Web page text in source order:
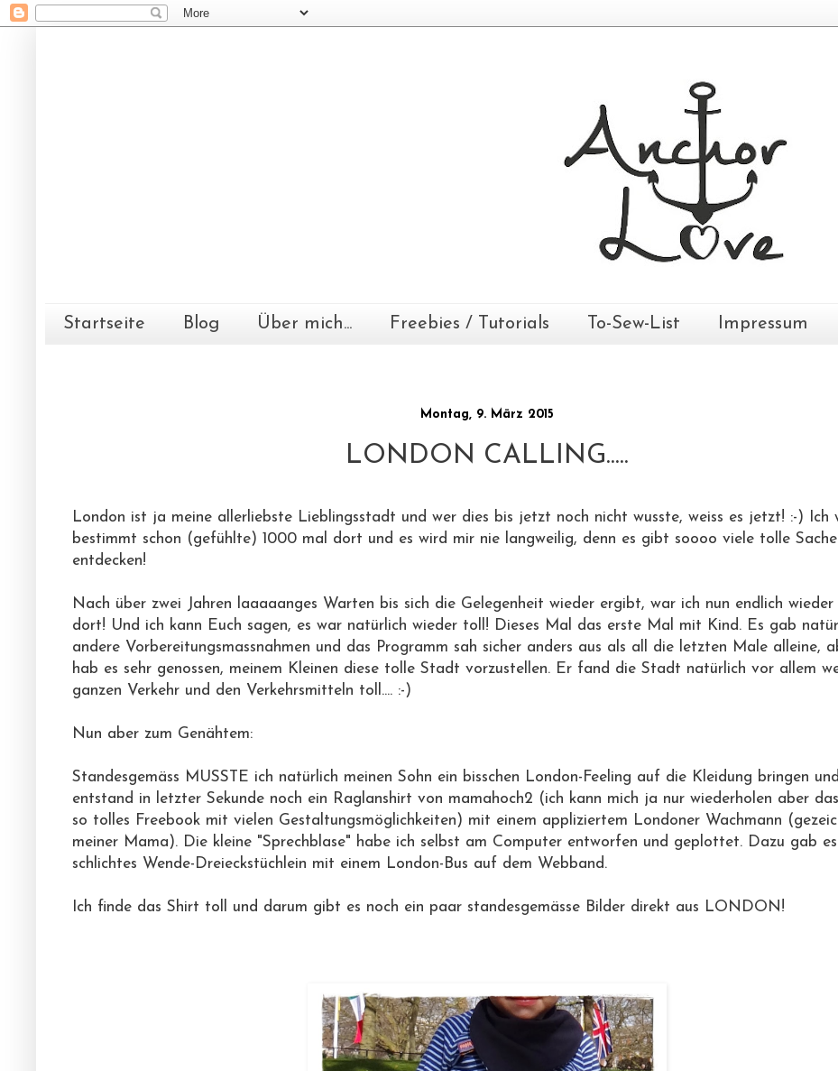
Startseite Blog Über mich... Freebies / Tutorials To-Sew-List Impressum
Montag, 9. März 2015
LONDON CALLING.....
London ist ja meine allerliebste Lieblingsstadt und wer dies bis jetzt noch nicht wusste, weiss es jetzt! :-) Ich
bestimmt schon (gefühlte) 1000 mal dort und es wird mir nie langweilig, denn es gibt soooo viele tolle
entdecken!
Nach über zwei Jahren laaaaanges Warten bis sich die Gelegenheit wieder ergibt, war ich nun endlich wieder
dort! Und ich kann Euch sagen, es war natürlich wieder toll! Dieses Mal das erste Mal mit Kind. Es gab
andere Vorbereitungsmassnahmen und das Programm sah sicher anders aus als all die letzten Male alleine,
hab es sehr genossen, meinem Kleinen diese tolle Stadt vorzustellen. Er fand die Stadt natürlich vor allem
ganzen Verkehr und den Verkehrsmitteln toll.... :-)
Nun aber zum Genähtem:
Standesgemäss MUSSTE ich natürlich meinen Sohn ein bisschen London-Feeling auf die Kleidung bringen
entstand in letzter Sekunde noch ein Raglanshirt von mamahoch2 (ich kann mich ja nur wiederholen aber
so tolles Freebook mit vielen Gestaltungsmöglichkeiten) mit einem appliziertem Londoner Wachmann
meiner Mama). Die kleine "Sprechblase" habe ich selbst am Computer entworfen und geplottet. Dazu gab
schlichtes Wende-Dreieckstüchlein mit einem London-Bus auf dem Webband.
Ich finde das Shirt toll und darum gibt es noch ein paar standesgemässe Bilder direkt aus LONDON!